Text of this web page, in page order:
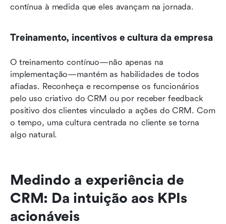
contínua à medida que eles avançam na jornada.
Treinamento, incentivos e cultura da empresa
O treinamento contínuo—não apenas na
implementação—mantém as habilidades de todos
afiadas. Reconheça e recompense os funcionários
pelo uso criativo do CRM ou por receber feedback
positivo dos clientes vinculado a ações do CRM. Com
o tempo, uma cultura centrada no cliente se torna
algo natural.
Medindo a experiência de
CRM: Da intuição aos KPIs
acionáveis